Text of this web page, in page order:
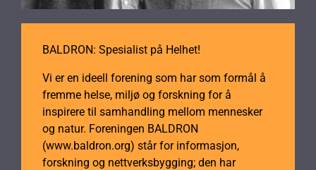
BALDRON: Spesialist på Helhet!
Vi er en ideell forening som har som formål å
fremme helse, miljø og forskning for å
inspirere til samhandling mellom mennesker
og natur. Foreningen BALDRON
(www.baldron.org) står for informasjon,
forskning og nettverksbygging; den har